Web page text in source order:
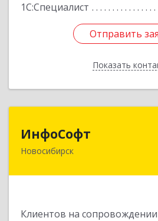
1С:Специалист
Отправить
Показать
Отправить
Назад
ИнфоСофт
Новосибирск
Клиентов на сопровождении
630091, Новосибирская